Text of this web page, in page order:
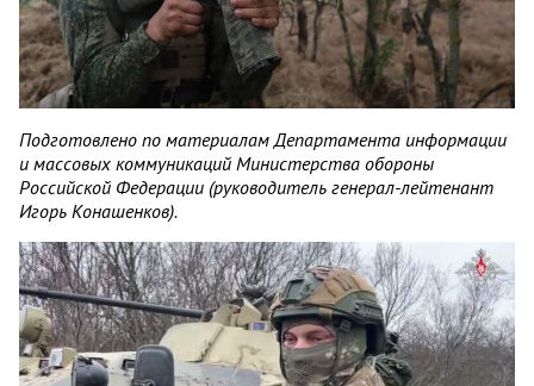
Подготовлено по материалам Департамента информации
и массовых коммуникаций Министерства обороны
Российской Федерации (руководитель генерал-лейтенант
Игорь Конашенков).